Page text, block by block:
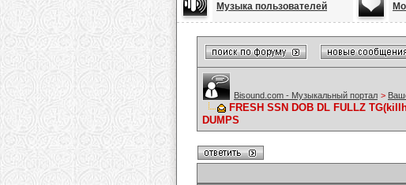
Музыка пользователей
Bisound.com - Музыкальный портал >
FRESH SSN DOB DL FULLZ
DUMPS